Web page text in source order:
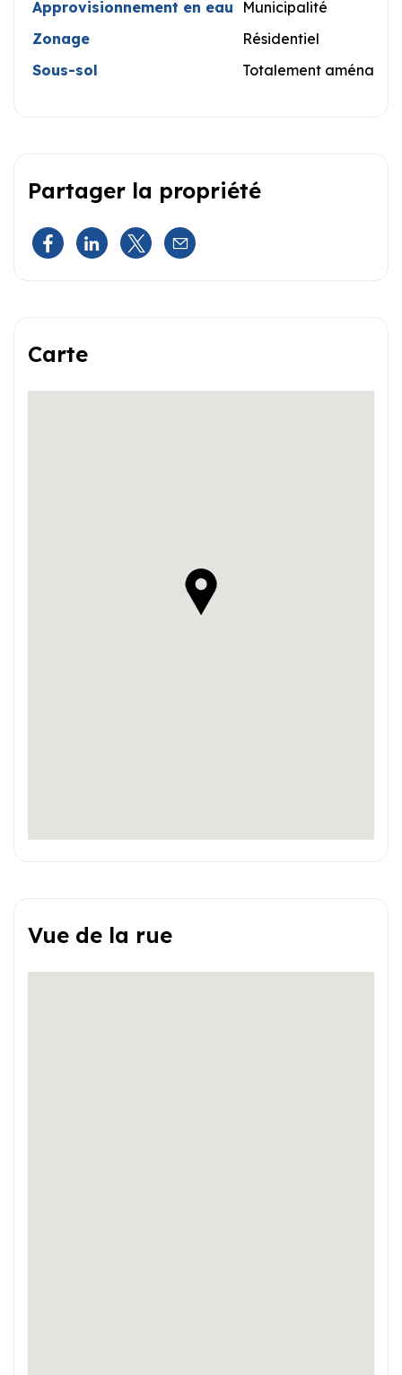
Approvisionnement en eau
Municipalité
Zonage
Résidentiel
Sous-sol
Totalement aménagé
Partager la propriété
Carte
Vue de la rue